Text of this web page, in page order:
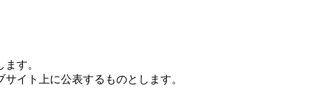
す。
イト上に公表するものとします。